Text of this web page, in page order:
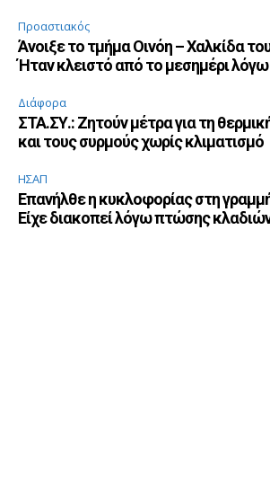
Προαστιακός
Άνοιξε το τμήμα Οινόη – Χαλκίδα
Ήταν κλειστό από το μεσημέρι
Διάφορα
ΣΤΑ.ΣΥ.: Ζητούν μέτρα για τη
και τους συρμούς χωρίς κλιματισμό
ΗΣΑΠ
Επανήλθε η κυκλοφορίας στη
Είχε διακοπεί λόγω πτώσης